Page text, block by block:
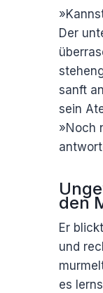
Der
sanft
sein
»Noch
den
Er
und
es